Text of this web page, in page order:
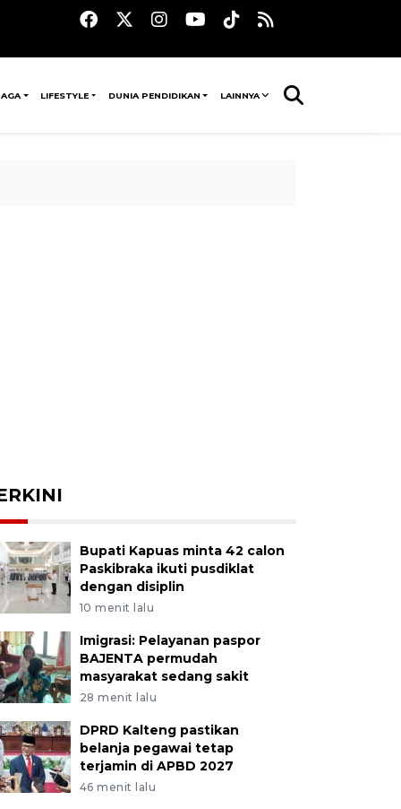
LIFESTYLE DUNIA PENDIDIKAN LAINNYA
Bupati Kapuas minta 42 calon
Paskibraka ikuti pusdiklat
dengan disiplin
10 menit lalu
Imigrasi: Pelayanan paspor
BAJENTA permudah
masyarakat sedang sakit
28 menit lalu
DPRD Kalteng pastikan
belanja pegawai tetap
terjamin di APBD 2027
46 menit lalu